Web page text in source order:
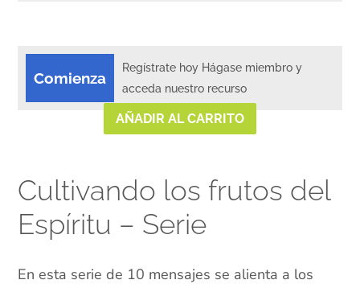
Comienza
Regístrate hoy Hágase miembro y
acceda nuestro recurso
AÑADIR AL CARRITO
Cultivando los frutos del
Espíritu – Serie
En esta serie de 10 mensajes se alienta a los